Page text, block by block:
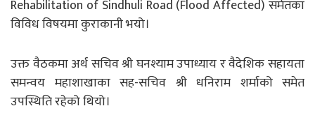
Rehabilitation of Sindhuli Road (Flood Affected) समेतका
विविध विषयमा कुराकानी भयो।
उक्त वैठकमा अर्थ सचिव श्री घनश्याम उपाध्याय र वैदेशिक सहायता
समन्वय महाशाखाका सह-सचिव श्री धनिराम शर्माको समेत
उपस्थिति रहेको थियो।